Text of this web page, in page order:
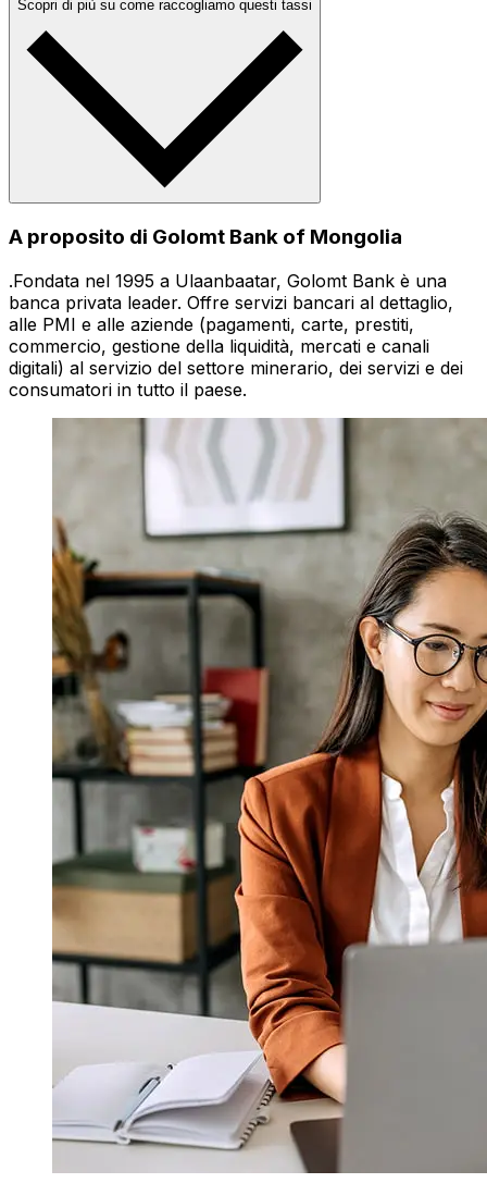
Scopri di più su come raccogliamo questi tassi
A proposito di Golomt Bank of Mongolia
.Fondata nel 1995 a Ulaanbaatar, Golomt Bank è una
banca privata leader. Offre servizi bancari al dettaglio,
alle PMI e alle aziende (pagamenti, carte, prestiti,
commercio, gestione della liquidità, mercati e canali
digitali) al servizio del settore minerario, dei servizi e dei
consumatori in tutto il paese.